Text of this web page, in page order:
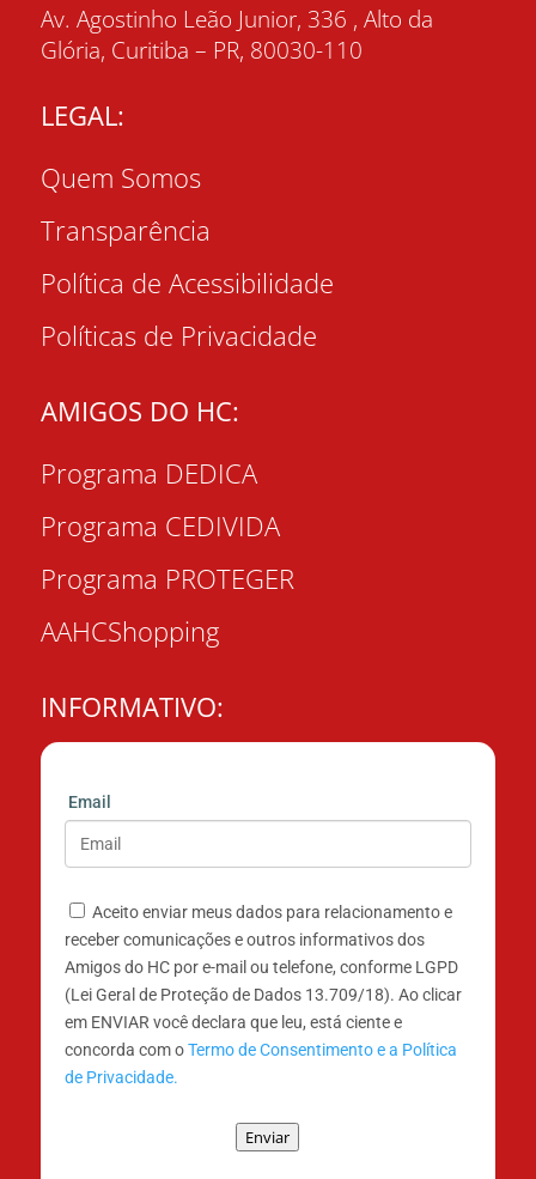
Av. Agostinho Leão Junior, 336 , Alto da
Glória, Curitiba – PR, 80030-110
LEGAL:
Quem Somos
Transparência
Política de Acessibilidade
Políticas de Privacidade
AMIGOS DO HC:
Programa DEDICA
Programa CEDIVIDA
Programa PROTEGER
AAHCShopping
INFORMATIVO:
Email
Aceito enviar meus dados para relacionamento e
receber comunicações e outros informativos dos
Amigos do HC por e-mail ou telefone, conforme LGPD
(Lei Geral de Proteção de Dados 13.709/18). Ao clicar
em ENVIAR você declara que leu, está ciente e
concorda com oTermo de Consentimento e a Política
de Privacidade.
Enviar